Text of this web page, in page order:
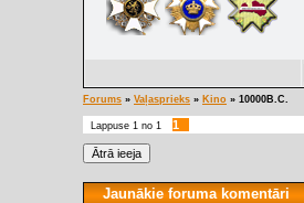
Forums » Vaļasprieks » Kino » 10000B.C.
Lappuse 1 no 1 1
Jaunākie foruma komentāri